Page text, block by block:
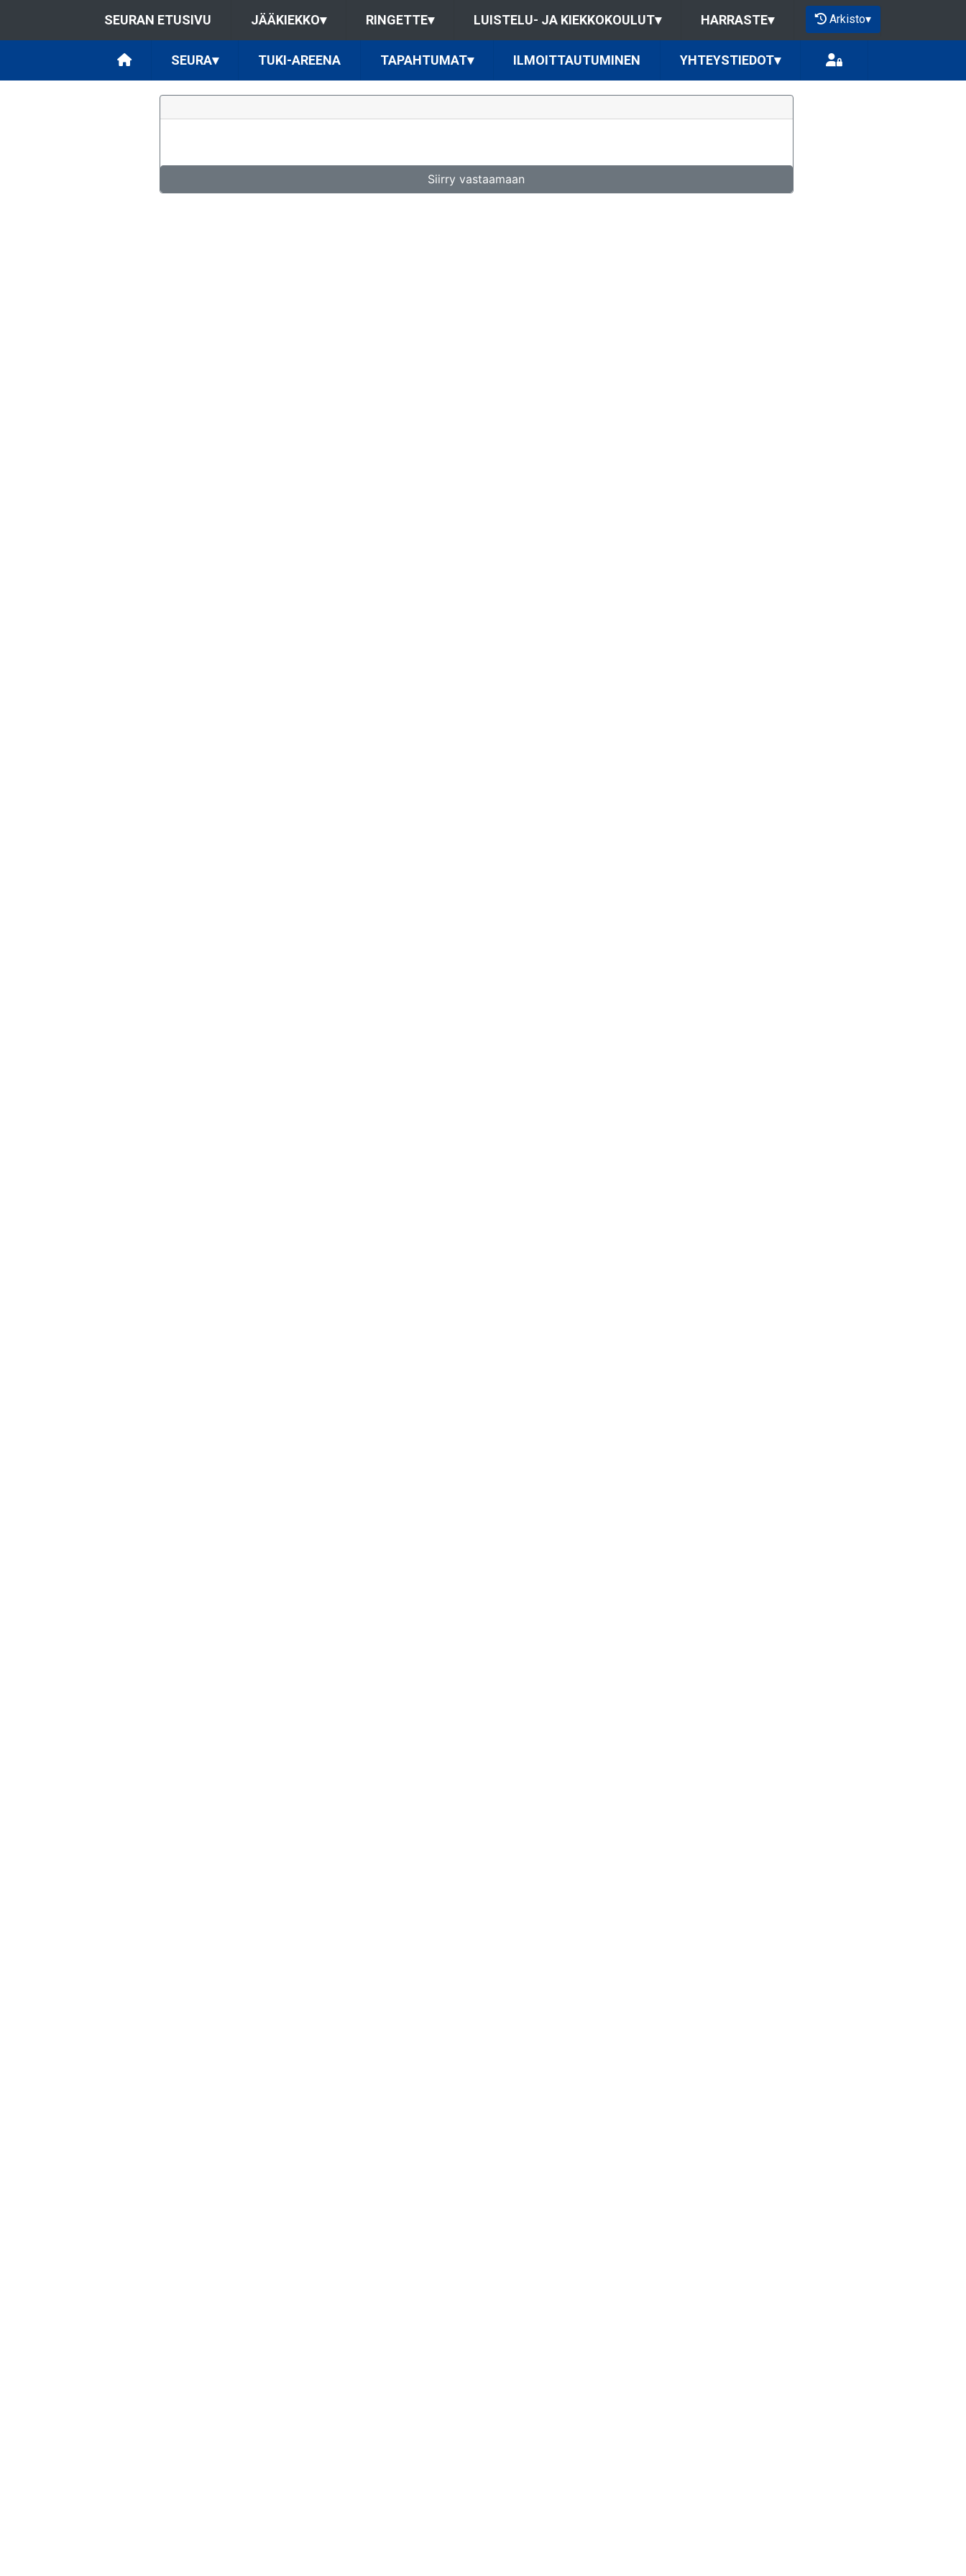
SEURAN ETUSIVU JÄÄKIEKKO▾ RINGETTE▾ LUISTELU- JA KIEKKOKOULUT▾ HARRASTE▾ Arkisto▾
SEURA▾ TUKI-AREENA TAPAHTUMAT▾ ILMOITTAUTUMINEN YHTEYSTIEDOT▾